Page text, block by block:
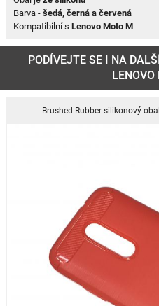
Barva - šedá, černá a červená
Kompatibilní s Lenovo Moto M
PODÍVEJTE SE I NA
LENOVO
Brushed Rubber silikonový